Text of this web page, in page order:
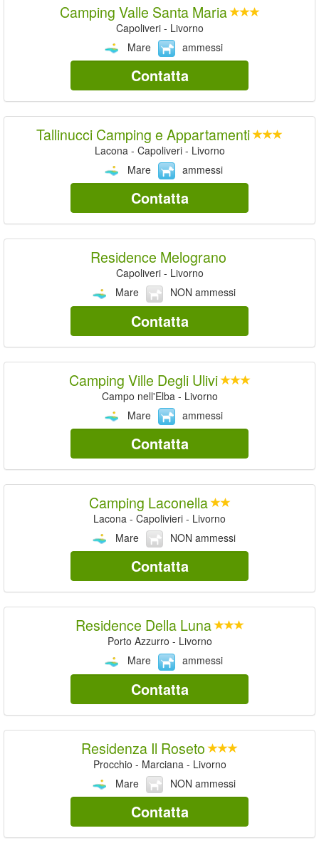
Camping Valle Santa Maria
Capoliveri - Livorno
Mare
ammessi
Contatta
Tallinucci Camping e Appartamenti
Lacona - Capoliveri - Livorno
Mare
ammessi
Contatta
Residence Melograno
Capoliveri - Livorno
Mare
NON ammessi
Contatta
Camping Ville Degli Ulivi
Campo nell'Elba - Livorno
Mare
ammessi
Contatta
Camping Laconella
Lacona - Capolivieri - Livorno
Mare
NON ammessi
Contatta
Residence Della Luna
Porto Azzurro - Livorno
Mare
ammessi
Contatta
Residenza Il Roseto
Procchio - Marciana - Livorno
Mare
NON ammessi
Contatta